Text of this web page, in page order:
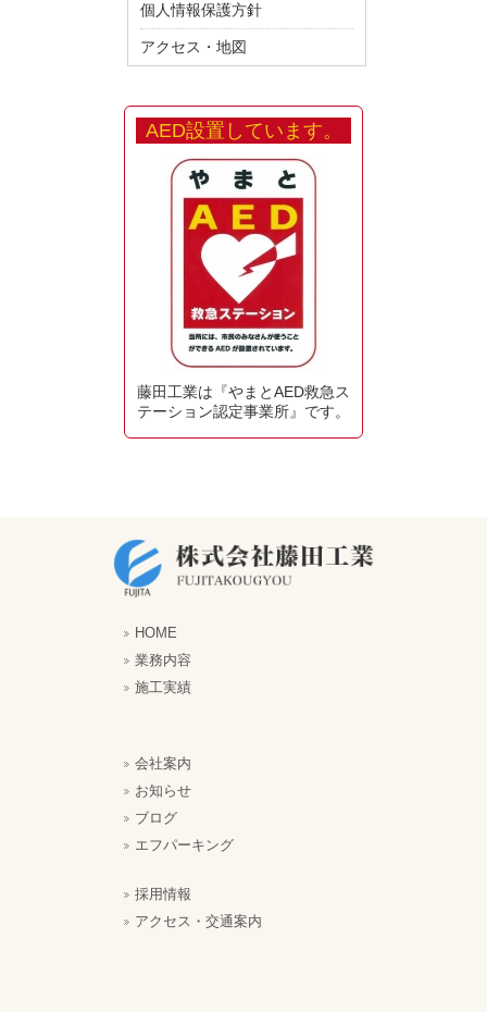
個人情報保護方針
アクセス・地図
AED設置しています。
藤田工業は『やまとAED救急ス
テーション認定事業所』です。
HOME
業務内容
施工実績
会社案内
お知らせ
ブログ
エフパーキング
採用情報
アクセス・交通案内